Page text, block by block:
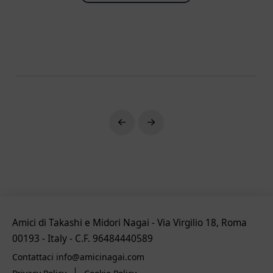
Prev Next
Amici di Takashi e Midori Nagai - Via Virgilio 18, Roma
00193 - Italy - C.F. 96484440589
Contattaci info@amicinagai.com